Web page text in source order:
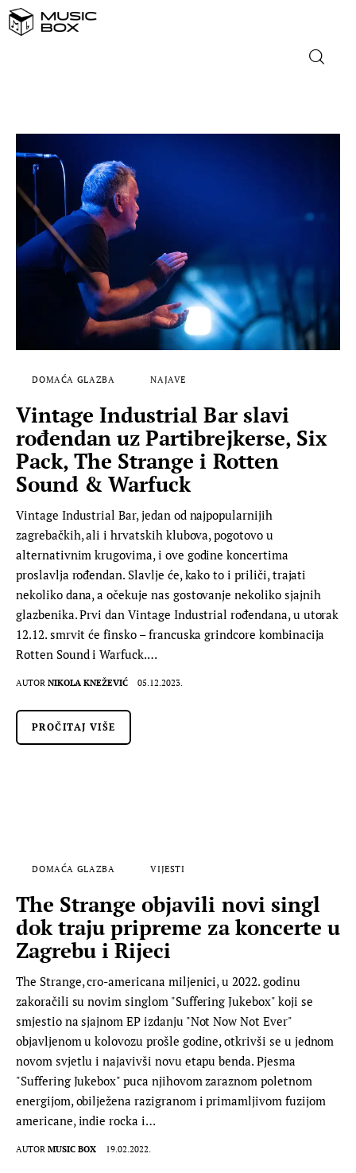
DOMAĆA GLAZBA
STRANA GLAZBA
FILM
MUSIC BOX
DOMAĆA GLAZBA NAJAVE
Vintage Industrial Bar slavi
rođendan uz Partibrejkerse, Six
Pack, The Strange i Rotten
Sound & Warfuck
Vintage Industrial Bar, jedan od najpopularnijih
zagrebačkih, ali i hrvatskih klubova, pogotovo u
alternativnim krugovima, i ove godine koncertima
proslavlja rođendan. Slavlje će, kako to i priliči, trajati
nekoliko dana, a očekuje nas gostovanje nekoliko sjajnih
glazbenika. Prvi dan Vintage Industrial rođendana, u utorak
12.12. smrvit će finsko – francuska grindcore kombinacija
Rotten Sound i Warfuck.…
AUTOR NIKOLA KNEŽEVIĆ 05.12.2023.
PROČITAJ VIŠE
DOMAĆA GLAZBA VIJESTI
The Strange objavili novi singl
dok traju pripreme za koncerte u
Zagrebu i Rijeci
The Strange, cro-americana miljenici, u 2022. godinu
zakoračili su novim singlom "Suffering Jukebox" koji se
smjestio na sjajnom EP izdanju "Not Now Not Ever"
objavljenom u kolovozu prošle godine, otkrivši se u jednom
novom svjetlu i najavivši novu etapu benda. Pjesma
"Suffering Jukebox" puca njihovom zaraznom poletnom
energijom, obilježena razigranom i primamljivom fuzijom
americane, indie rocka i…
AUTOR MUSIC BOX 19.02.2022.